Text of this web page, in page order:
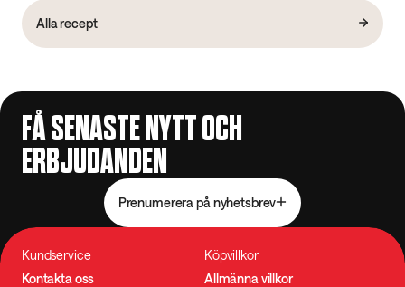
Alla recept
FÅ SENASTE NYTT OCH
ERBJUDANDEN
Prenumerera på nyhetsbrev
Kundservice
Kontakta oss
Köpvillkor
Allmänna villkor